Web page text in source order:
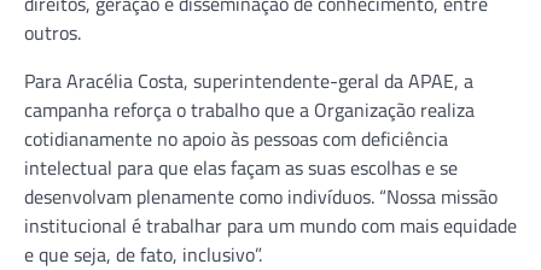
outros.
Para Aracélia Costa, superintendente-geral da APAE, a
campanha reforça o trabalho que a Organização realiza
cotidianamente no apoio às pessoas com deficiência
intelectual para que elas façam as suas escolhas e se
desenvolvam plenamente como indivíduos. “Nossa missão
institucional é trabalhar para um mundo com mais equidade
e que seja, de fato, inclusivo”.